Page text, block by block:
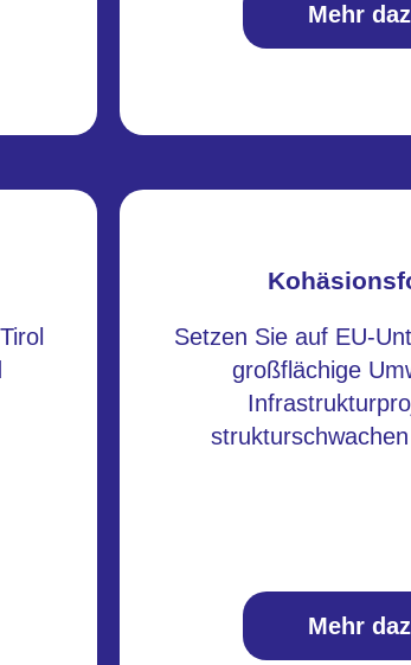
Mehr
Setzen Sie auf EU-
großflächige
Mehr